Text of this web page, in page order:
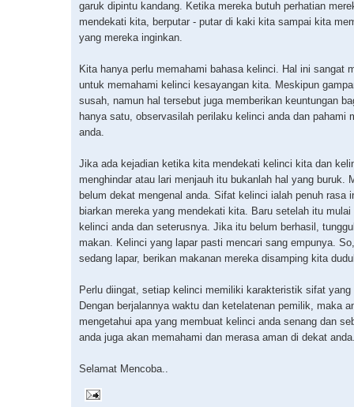
garuk dipintu kandang. Ketika mereka butuh perhatian
mendekati kita, berputar - putar di kaki kita sampai kita
yang mereka inginkan.
Kita hanya perlu memahami bahasa kelinci. Hal ini sangat
untuk memahami kelinci kesayangan kita. Meskipun
susah, namun hal tersebut juga memberikan keuntungan
hanya satu, observasilah perilaku kelinci anda dan pahami
anda.
Jika ada kejadian ketika kita mendekati kelinci kita dan
menghindar atau lari menjauh itu bukanlah hal yang buruk.
belum dekat mengenal anda. Sifat kelinci ialah penuh rasa
biarkan mereka yang mendekati kita. Baru setelah itu mulai
kelinci anda dan seterusnya. Jika itu belum berhasil,
makan. Kelinci yang lapar pasti mencari sang empunya.
sedang lapar, berikan makanan mereka disamping kita
Perlu diingat, setiap kelinci memiliki karakteristik sifat yang
Dengan berjalannya waktu dan ketelatenan pemilik, maka
mengetahui apa yang membuat kelinci anda senang dan
anda juga akan memahami dan merasa aman di dekat
Selamat Mencoba..